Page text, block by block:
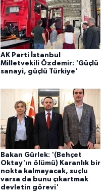
AK Parti İstanbul
Milletvekili Özdemir: 'Güçlü
sanayi, güçlü Türkiye'
Bakan Gürlek: '(Behçet
Oktay'ın ölümü) Karanlık bir
nokta kalmayacak, suçlu
varsa da bunu çıkartmak
devletin görevi'